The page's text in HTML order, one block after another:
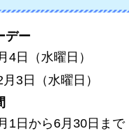
デー
4日（水曜日）
3日（水曜日）
1日から6月30日まで